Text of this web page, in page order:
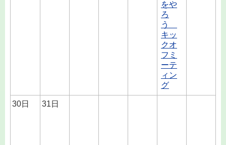
をや
ろ
う
キッ
クオ
フミ
ーテ
ィン
グ
30日 31日